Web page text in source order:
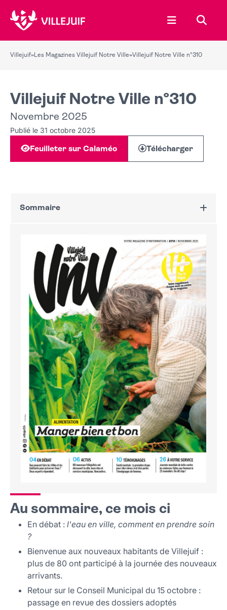
Ouvrir le
Villejuif»Les Magazines Villejuif Notre Ville»Villejuif Notre Ville n°310
Villejuif Notre Ville n°310
Novembre 2025
Publié le 31 octobre 2025
Feuilleter sur Calaméo Télécharger
Sommaire
Recevoir le magazine
Vous souhaitez participer à la rédaction du
magazine ?
Au sommaire, ce mois ci
En débat : l'eau en ville, comment en prendre soin
?
Bienvenue aux nouveaux habitants de Villejuif :
plus de 80 ont participé à la journée des nouveaux
arrivants.
Retour sur le Conseil Municipal du 15 octobre :
passage en revue des dossiers adoptés